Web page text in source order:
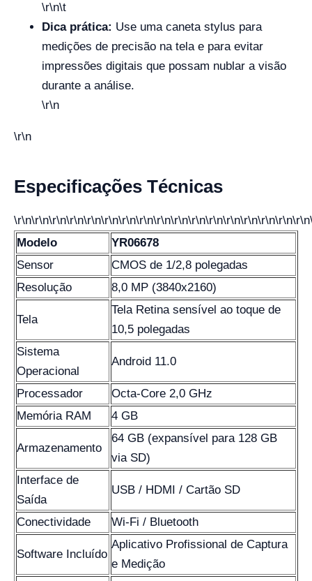
\r\n\t
Dica prática: Use uma caneta stylus para
medições de precisão na tela e para evitar
impressões digitais que possam nublar a visão
durante a análise.
\r\n
\r\n
Especificações Técnicas
Modelo
YR06678
Sensor
CMOS de 1/2,8 polegadas
Resolução
8,0 MP (3840x2160)
Tela
Tela Retina sensível ao toque de
10,5 polegadas
Sistema
Operacional
Android 11.0
Processador
Octa-Core 2,0 GHz
Memória RAM
4 GB
Armazenamento
64 GB (expansível para 128 GB
via SD)
Interface de
Saída
USB / HDMI / Cartão SD
Conectividade Wi-Fi / Bluetooth
Software Incluído
Aplicativo Profissional de Captura
e Medição